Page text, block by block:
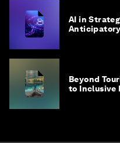
AI in
Beyond
to Inclusive